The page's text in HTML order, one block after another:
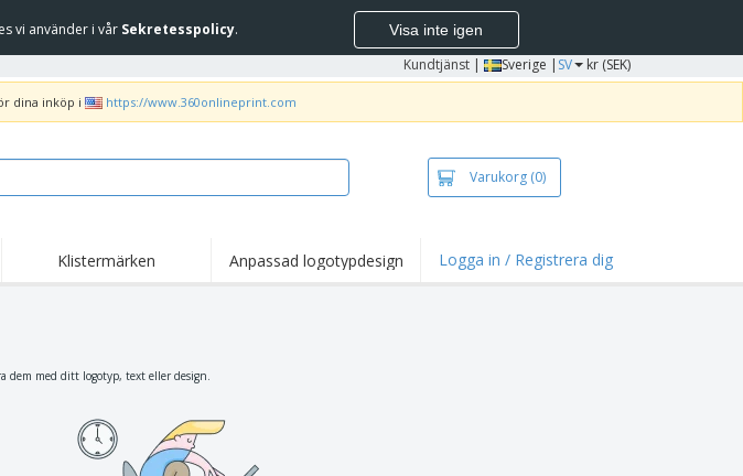
vi använder i vår Sekretesspolicy. Visa inte igen
Kundtjänst | Sverige | SV kr (SEK)
dina inköp i https://www.360onlineprint.com
Varukorg (0)
Klistermärken Anpassad logotypdesign Logga in / Registrera dig
dem med ditt logotyp, text eller design.